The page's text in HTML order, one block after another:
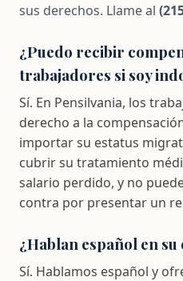
sus derechos. Llame al
¿Puedo recibir
trabajadores si soy
Sí. En Pensilvania, los
derecho a la
importar su estatus
cubrir su tratamiento
salario perdido, y no
contra por presentar un
¿Hablan español en
Sí. Hablamos español y